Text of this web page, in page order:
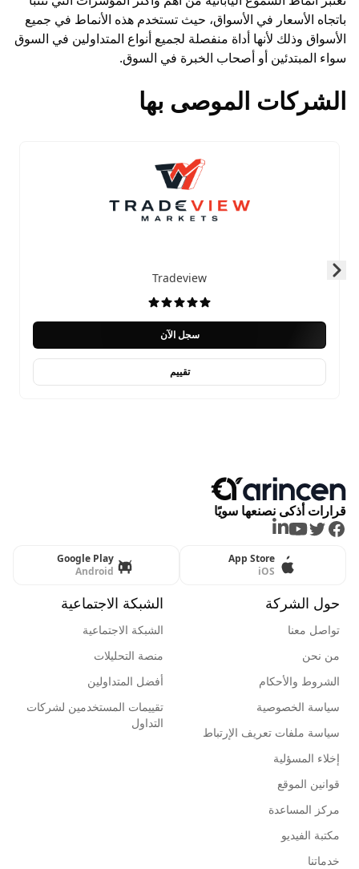
باتجاه الأسعار في الأسواق، حيث تستخدم هذه الأنماط في جميع
الأسواق وذلك لأنها أداة منفصلة لجميع أنواع المتداولين في السوق
سواء المبتدئين أو أصحاب الخبرة في السوق.
الشركات الموصى بها
Tradeview
سجل الآن
تقييم
Skip to next slide page
قرارات أذكى نصنعها سويًا
Facebook
Twitter
Youtube
LinkedIn
App Store
iOS
Google Play
Android
حول الشركة
تواصل معنا
من نحن
الشروط والأحكام
سياسة الخصوصية
سياسة ملفات تعريف الإرتباط
إخلاء المسؤلية
قوانين الموقع
مركز المساعدة
مكتبة الفيديو
خدماتنا
الشبكة الاجتماعية
الشبكة الاجتماعية
منصة التحليلات
أفضل المتداولين
تقييمات المستخدمين لشركات
التداول